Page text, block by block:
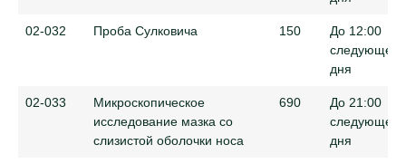
02-032 Проба Сулковича 150
До 12:00
следующего
дня
02-033
Микроскопическое
исследование мазка со
слизистой оболочки носа
690
До 21:00
следующего
дня